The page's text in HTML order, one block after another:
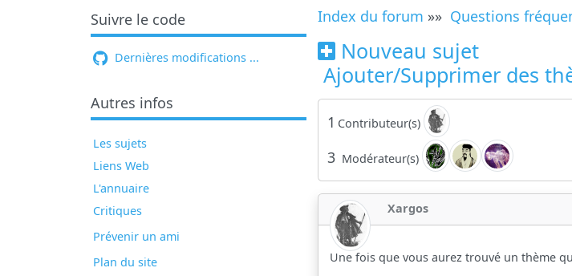
Suivre le code
Dernières modifications ...
Autres infos
Les sujets
Liens Web
L'annuaire
Critiques
Prévenir un ami
Plan du site
Index du forum »» Questions
Nouveau sujet
Ajouter/Supprimer des
1 Contributeur(s)
3 Modérateur(s)
Xargos
Une fois que vous aurez trouvé un thème